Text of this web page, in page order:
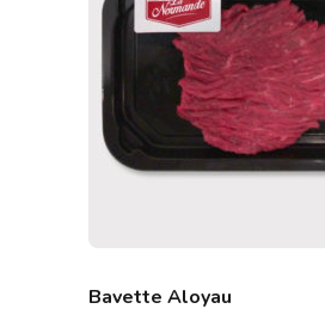
Bavette Aloyau